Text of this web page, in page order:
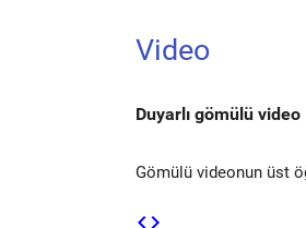
Video
Duyarlı gömülü video
Gömülü videonun üst
code